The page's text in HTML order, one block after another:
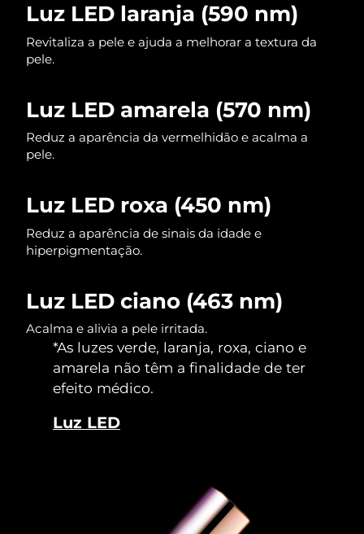
Luz LED laranja (590 nm)
Revitaliza a pele e ajuda a melhorar a textura da
pele.
Luz LED amarela (570 nm)
Reduz a aparência da vermelhidão e acalma a
pele.
Luz LED roxa (450 nm)
Reduz a aparência de sinais da idade e
hiperpigmentação.
Luz LED ciano (463 nm)
Acalma e alivia a pele irritada.
*As luzes verde, laranja, roxa, ciano e
amarela não têm a finalidade de ter
efeito médico.
Luz LED